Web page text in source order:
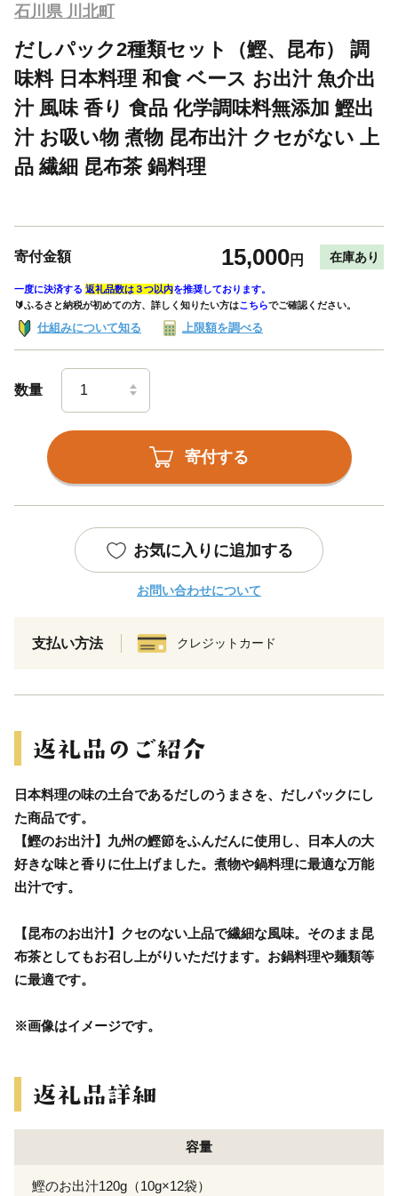
石川県 川北町
だしパック2種類セット（鰹、昆布） 調
味料 日本料理 和食 ベース お出汁 魚介出
汁 風味 香り 食品 化学調味料無添加 鰹出
汁 お吸い物 煮物 昆布出汁 クセがない 上
品 繊細 昆布茶 鍋料理
寄付金額 15,000円 在庫あり
一度に決済する 返礼品数は３つ以内を推奨しております。
🔰ふるさと納税が初めての方、詳しく知りたい方はこちらでご確認ください。
仕組みについて知る 上限額を調べる
数量
寄付する
お気に入りに追加する
お問い合わせについて
支払い方法 クレジットカード
日本料理の味の土台であるだしのうまさを、だしパックにし
た商品です。
【鰹のお出汁】九州の鰹節をふんだんに使用し、日本人の大
好きな味と香りに仕上げました。煮物や鍋料理に最適な万能
出汁です。
【昆布のお出汁】クセのない上品で繊細な風味。そのまま昆
布茶としてもお召し上がりいただけます。お鍋料理や麺類等
に最適です。
※画像はイメージです。
容量
鰹のお出汁120g（10g×12袋）